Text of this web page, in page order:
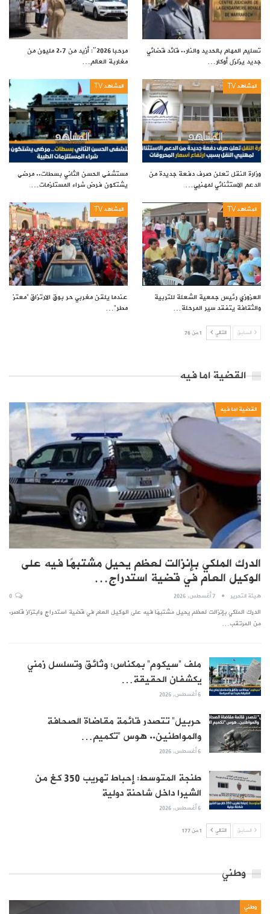
تسليم المهام بالحديد والنار.. قائد قضائي
جديد يزلزل أوكار…
مرحبا 2026″: أزيد من 2.7 مليون من
مغاربة العالم…
المشاهد TV
وزارة النقل تعلن صرف دفعة جديدة من
الدعم الاستثنائي لمهنيي…
المشاهد TV
مستشفى الحسن الثاني بسطات.. مرضى
يشتكون فرض شراء المستلزمات…
المشاهد TV
العزوزي رئيس جمعية الشعلة للتربية
والثقافة يتفقد سير المرحلة…
المشاهد TV
عندما يلقن مغربي حر بوق الارتزاق “معتز
مطر”…
السابق التالي 1 من 76
القضية اما فيه
القضية اما فيه
الدرك الملكي بإنزالت لعظم يحيل مشتبهًا فيه على
الوكيل العام في قضية استدراج…
هيئة التحرير 7 أغسطس, 2026
الدرك الملكي بإنزالت لعظم يحيل مشتبهًا فيه على الوكيل العام في قضية استدراج وابتزاز قاصر.
من المرتقب…
ملف “سيكوم” بمكناس: وثائق وتسلسل زمني
يكشفان الحقيقة…
6 أغسطس, 2026
حربيل” تتصدر قائمة مقاضاة الصحافة
والمواطنين.. هوس “تكميم…
6 أغسطس, 2026
طنجة المتوسط: إحباط تهريب 350 كغ من
الشيرا داخل شاحنة دولية
6 أغسطس, 2026
السابق التالي 1 من 177
وطني
وطني